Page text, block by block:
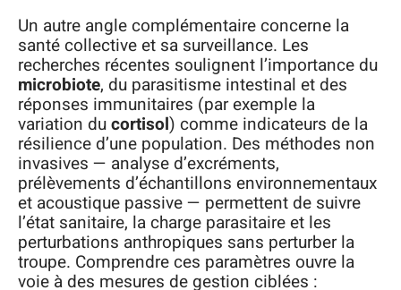
Un autre angle complémentaire concerne la
santé collective et sa surveillance. Les
recherches récentes soulignent l’importance du
microbiote, du parasitisme intestinal et des
réponses immunitaires (par exemple la
variation ducortisol) comme indicateurs de la
résilience d’une population. Des méthodes non
invasives — analyse d’excréments,
prélèvements d’échantillons environnementaux
et acoustique passive — permettent de suivre
l’état sanitaire, la charge parasitaire et les
perturbations anthropiques sans perturber la
troupe. Comprendre ces paramètres ouvre la
voie à des mesures de gestion ciblées :